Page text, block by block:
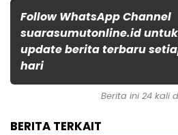
Follow WhatsApp Channel
suarasumutonline.id untuk
update berita terbaru
hari
Berita ini 24 kali
BERITA TERKAIT